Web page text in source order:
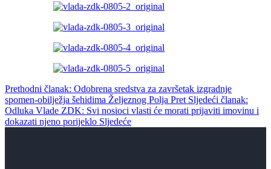
Prethodni članak: Odobrena sredstva za završetak izgradnje
spomen-obilježja šehidima Željeznog Polja Pret Sljedeći članak:
Odluka Vlade ZDK: Svi nosioci vlasti će morati prijaviti imovinu i
dokazati njeno porijeklo Sljedeće